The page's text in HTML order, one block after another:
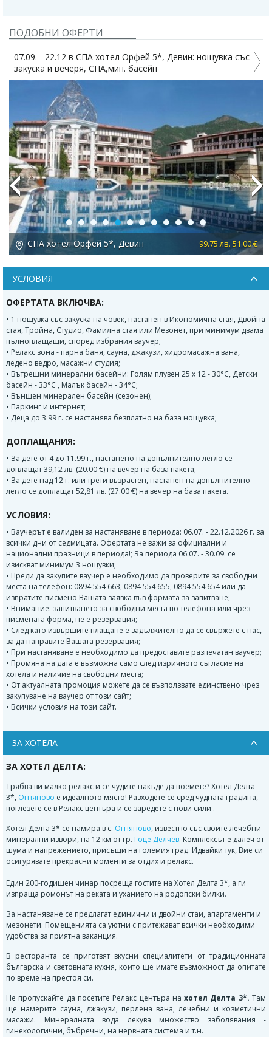
ПОДОБНИ ОФЕРТИ
07.09. - 22.12 в СПА хотел Орфей 5*, Девин: нощувка със
закуска и вечеря, СПА,мин. басейн
СПА хотел Орфей 5*, Девин 99.75 лв. 51.00 €
Previous Next
УСЛОВИЯ
ОФЕРТАТА ВКЛЮЧВА:
• 1 нощувка със закуска на човек, настанен в Икономична стая, Двойна
стая, Тройна, Студио, Фамилна стая или Мезонет, при минимум двама
пълноплащащи, според избрания ваучер;
• Релакс зона - парна баня, сауна, джакузи, хидромасажна вана,
ледено ведро, масажни студия;
• Вътрешни минерални басейни: Голям плувен 25 х 12 - 30°​С, Детски
басейн - 33°​С , Малък басейн - 34°​С;
• Външен минерален басейн (сезонен);
• Паркинг и интернет;
• Деца до 3.99 г. се настанява безплатно на база нощувка;
ДОПЛАЩАНИЯ:
• За дете от 4 до 11.99 г., настанено на допълнително легло се
доплащат 39,12 лв. (20.00 €) на вечер на база пакета;
• За дете над 12 г. или трети възрастен, настанен на допълнително
легло се доплащат 52,81 лв. (27.00 €) на вечер на база пакета.
УСЛОВИЯ:
• Ваучерът е валиден за настаняване в периода: 06.07. - 22.12.2026 г. за
всички дни от седмицата. Офертата не важи за официални и
национални празници в периода!; За периода 06.07. - 30.09. се
изискват минимум 3 нощувки;
• Преди да закупите ваучер е необходимо да проверите за свободни
места на телефон: 0894 554 663, 0894 554 655, 0894 554 654 или да
изпратите писмено Вашата заявка във формата за запитване;
• Внимание: запитването за свободни места по телефона или чрез
писмената форма, не е резервация;
• След като извършите плащане е задължително да се свържете с нас,
за да направите Вашата резервация;
• При настаняване е необходимо да предоставите разпечатан ваучер;
• Промяна на дата е възможна само след изричното съгласие на
хотела и наличие на свободни места;
• От актуалната промоция можете да се възползвате единствено чрез
закупуване на ваучер от този сайт;
• Всички условия на този сайт.
ЗА ХОТЕЛА
ЗА ХОТЕЛ ДЕЛТА:
Трябва ви малко релакс и се чудите накъде да поемете? Хотел Делта
3*, Огняново е идеалното място! Разходете се сред чудната градина,
поглезете се в Релакс центъра и се заредете с нови сили .
Хотел Делта 3* се намира в с. Огняново, известно със своите лечебни
минерални извори, на 12 км от гр. Гоце Делчев. Комплексът е далеч от
шума и напрежението, присъщи на големия град. Идвайки тук, Вие си
осигурявате прекрасни моменти за отдих и релакс.
Един 200-годишен чинар посреща гостите на Хотел Делта 3*, а ги
изпраща ромонът на реката и уханието на родопски билки.
За настаняване се предлагат единични и двойни стаи, апартаменти и
мезонети. Помещенията са уютни с притежават всички необходими
удобства за приятна ваканция.
В ресторанта се приготвят вкусни специалитети от традиционната
българска и световната кухня, които ще имате възможност да опитате
по време на престоя си.
Не пропускайте да посетите Релакс центъра нахотел Делта 3*. Там
ще намерите сауна, джакузи, перлена вана, лечебни и козметични
масажи. Минералната вода лекува множество заболявания -
гинекологични, бъбречни, на нервната система и т.н.